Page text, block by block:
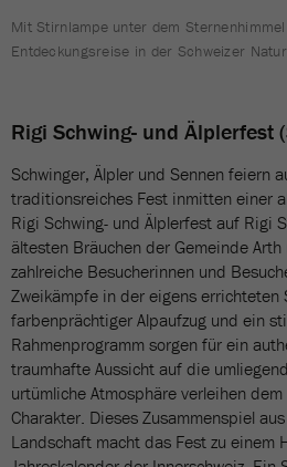
Mit Stirnlampe unter dem
Entdeckungsreise in der Schweizer
Rigi Schwing- und Älplerfest
Schwinger, Älpler und Sennen feiern
traditionsreiches Fest inmitten einer
Rigi Schwing- und Älplerfest auf Rigi
ältesten Bräuchen der Gemeinde
zahlreiche Besucherinnen und
Zweikämpfe in der eigens errichteten
farbenprächtiger Alpaufzug und ein
Rahmenprogramm sorgen für ein
traumhafte Aussicht auf die
urtümliche Atmosphäre verleihen
Charakter. Dieses Zusammenspiel
Landschaft macht das Fest zu einem